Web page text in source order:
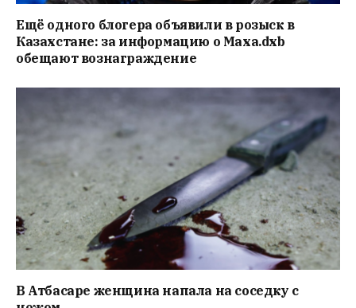
Ещё одного блогера объявили в розыск в
Казахстане: за информацию о Маха.dxb
обещают вознаграждение
В Атбасаре женщина напала на соседку с